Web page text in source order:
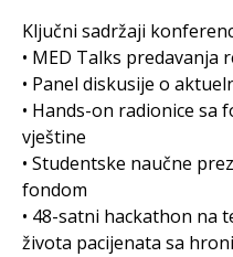
Ključni sadržaji
• MED Talks
• Panel diskusije o
• Hands-on radionice sa
vještine
• Studentske naučne
fondom
• 48-satni hackathon na
života pacijenata sa